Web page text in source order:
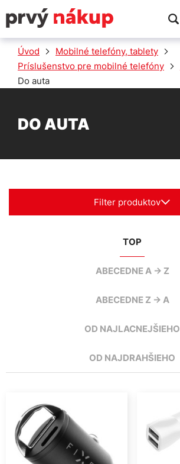
VÝPREDAJ
Úvod
Mobilné telefóny, tablety
Príslušenstvo pre mobilné telefóny
Do auta
DO AUTA
Filter produktov
TOP
ABECEDNE A -> Z
ABECEDNE Z -> A
OD NAJLACNEJŠIEHO
OD NAJDRAHŠIEHO